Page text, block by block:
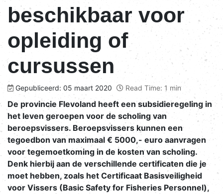
beschikbaar voor
opleiding of
cursussen
Gepubliceerd: 05 maart 2020 Read Time: 1 min
De provincie Flevoland heeft een subsidieregeling in
het leven geroepen voor de scholing van
beroepsvissers. Beroepsvissers kunnen een
tegoedbon van maximaal € 5000,- euro aanvragen
voor tegemoetkoming in de kosten van scholing.
Denk hierbij aan de verschillende certificaten die je
moet hebben, zoals het Certificaat Basisveiligheid
voor Vissers (Basic Safety for Fisheries Personnel),